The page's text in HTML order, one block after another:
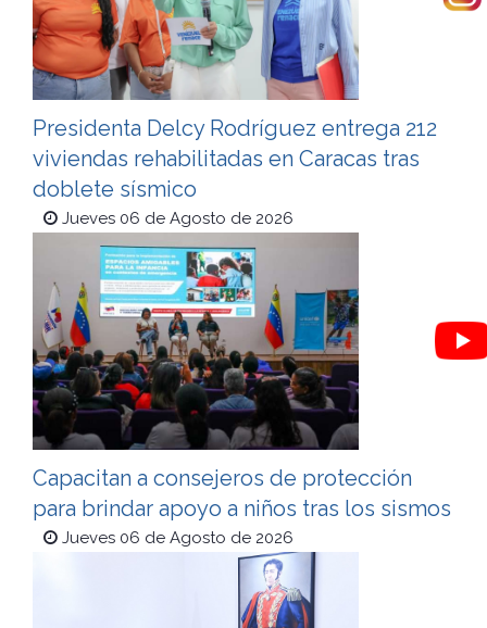
Presidenta Delcy Rodríguez entrega 212
viviendas rehabilitadas en Caracas tras
doblete sísmico
Jueves 06 de Agosto de 2026
Capacitan a consejeros de protección
para brindar apoyo a niños tras los sismos
Jueves 06 de Agosto de 2026